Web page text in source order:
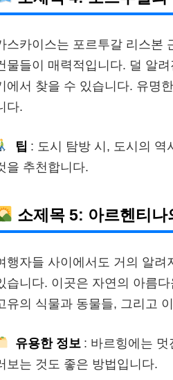
스카이스는 포르투갈 리스본
물들이 매력적입니다. 덜 알
에서 찾을 수 있습니다. 유명
다.
팁 : 도시 탐방 시, 도시의 역
을 추천합니다.
소제목 5: 아르헨티
행자들 사이에서도 거의 알
습니다. 이곳은 자연의 아름
유의 식물과 동물들, 그리고
유용한 정보 : 바르힝에는
보는 것도 좋은 방법입니다.